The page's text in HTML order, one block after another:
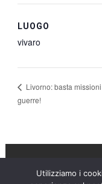
LUOGO
vivaro
Livorno: basta
guerre!
Utilizziamo i